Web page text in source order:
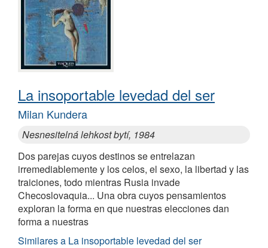
La insoportable levedad del ser
Milan Kundera
Nesnesitelná lehkost bytí, 1984
Dos parejas cuyos destinos se entrelazan
irremediablemente y los celos, el sexo, la libertad y las
traiciones, todo mientras Rusia invade
Checoslovaquia... Una obra cuyos pensamientos
exploran la forma en que nuestras elecciones dan
forma a nuestras
Similares a La insoportable levedad del ser